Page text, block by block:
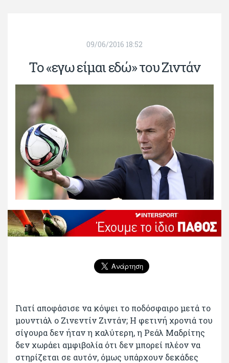
09/06/2016 18:52
Το «εγω είμαι εδώ» του Ζιντάν
Γιατί αποφάσισε να κόψει το ποδόσφαιρο μετά το
μουντιάλ ο Ζινεντίν Ζιντάν; Η φετινή χρονιά του
σίγουρα δεν ήταν η καλύτερη, η Ρεάλ Μαδρίτης
δεν χωράει αμφιβολία ότι δεν μπορεί πλέον να
στηρίζεται σε αυτόν, όμως υπάρχουν δεκάδες